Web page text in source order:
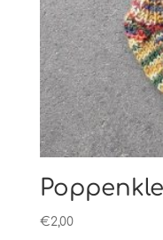
€2,00